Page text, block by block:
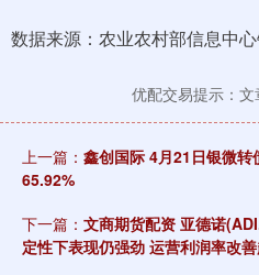
数据来源：农业农村部信息中
优配交易提示：文
上一篇： 鑫创国际 4月21日银微
65.92%
下一篇： 文商期货配资 亚德诺
定性下表现仍强劲 运营利润率改